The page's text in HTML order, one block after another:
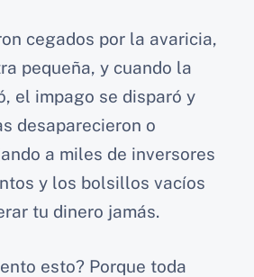
cegados por la avaricia,
pequeña, y cuando la
el impago se disparó y
desaparecieron o
a miles de inversores
y los bolsillos vacíos
tu dinero jamás.
esto? Porque toda